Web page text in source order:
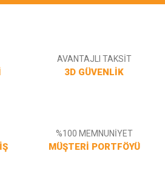
AVANTAJLI TAKSİT
3D GÜVENLİK
%100 MEMNUNİYET
MÜŞTERİ PORTFÖYÜ